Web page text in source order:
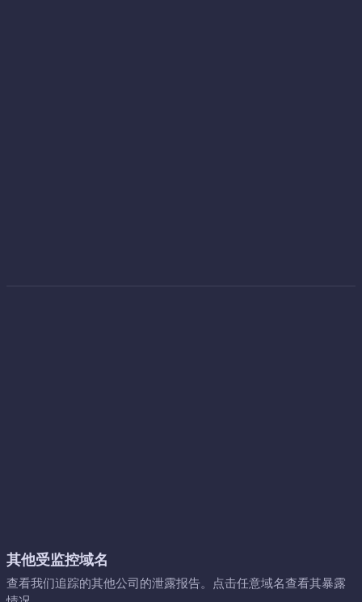
其他受监控域名
查看我们追踪的其他公司的泄露报告。点击任意域名查看其暴露